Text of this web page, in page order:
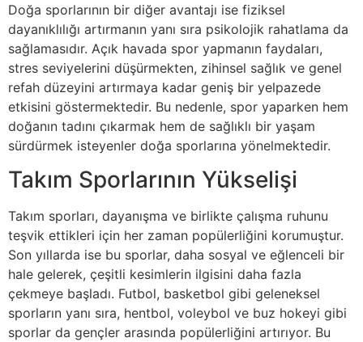
Doğa sporlarının bir diğer avantajı ise fiziksel
dayanıklılığı artırmanın yanı sıra psikolojik rahatlama da
sağlamasıdır. Açık havada spor yapmanın faydaları,
stres seviyelerini düşürmekten, zihinsel sağlık ve genel
refah düzeyini artırmaya kadar geniş bir yelpazede
etkisini göstermektedir. Bu nedenle, spor yaparken hem
doğanın tadını çıkarmak hem de sağlıklı bir yaşam
sürdürmek isteyenler doğa sporlarına yönelmektedir.
Takım Sporlarının Yükselişi
Takım sporları, dayanışma ve birlikte çalışma ruhunu
teşvik ettikleri için her zaman popülerliğini korumuştur.
Son yıllarda ise bu sporlar, daha sosyal ve eğlenceli bir
hale gelerek, çeşitli kesimlerin ilgisini daha fazla
çekmeye başladı. Futbol, basketbol gibi geleneksel
sporların yanı sıra, hentbol, voleybol ve buz hokeyi gibi
sporlar da gençler arasında popülerliğini artırıyor. Bu